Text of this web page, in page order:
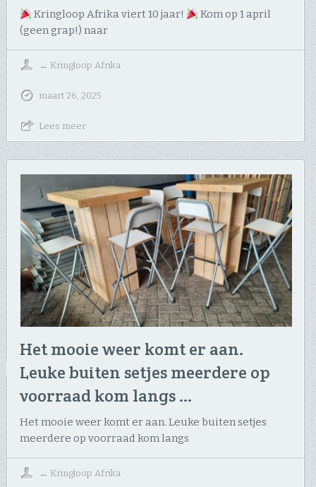
Kringloop Afrika viert 10 jaar!
Kom op 1 april
(geen grap!) naar
↔ Kringloop Afrika
maart 26, 2025
Lees meer
Het mooie weer komt er aan.
Leuke buiten setjes meerdere op
voorraad kom langs …
Het mooie weer komt er aan. Leuke buiten setjes
meerdere op voorraad kom langs
↔ Kringloop Afrika